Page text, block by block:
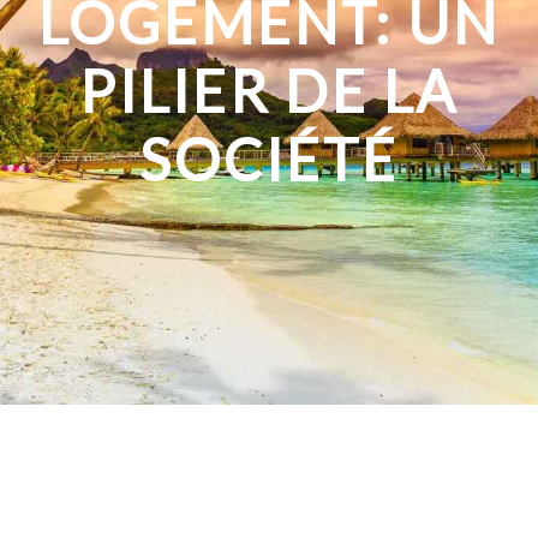
LOGEMENT: UN
PILIER DE LA
SOCIÉTÉ